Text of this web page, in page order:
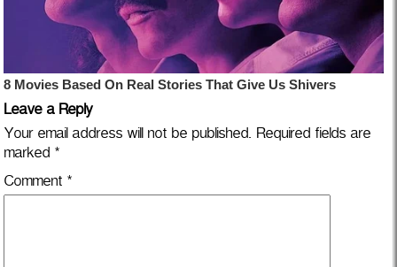
Leave a Reply
Your email address will not be published. Required fields are
marked *
Comment *